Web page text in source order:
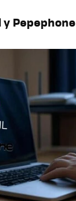
y Pepephone